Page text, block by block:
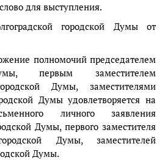
для выступления.
городской Думы от
полномочий председателем
первым заместителем
Думы, заместителями
Думы удовлетворяется на
личного заявления
Думы, первого заместителя
Думы, заместителей
Думы.